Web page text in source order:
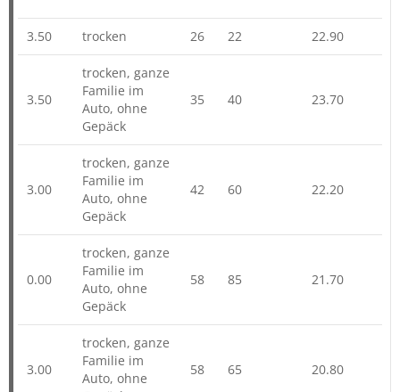
3.50 trocken 26 22 22.90
3.50
trocken, ganze
Familie im
Auto, ohne
Gepäck
35 40 23.70
3.00
trocken, ganze
Familie im
Auto, ohne
Gepäck
42 60 22.20
0.00
trocken, ganze
Familie im
Auto, ohne
Gepäck
58 85 21.70
3.00
trocken, ganze
Familie im
Auto, ohne
58 65 20.80